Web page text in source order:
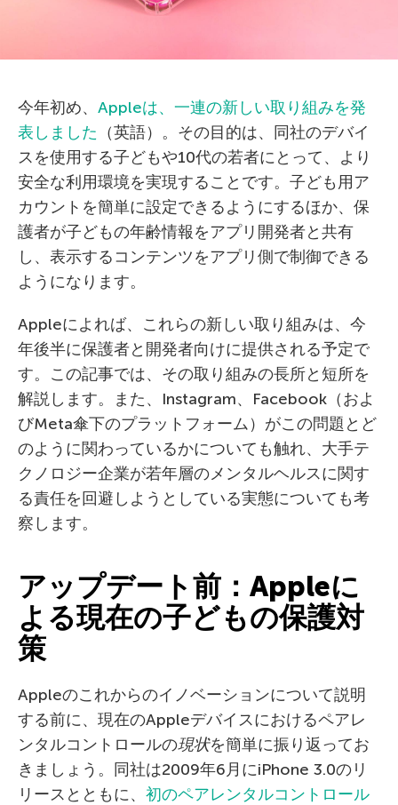
今年初め、 Appleは、一連の新しい取り組みを発
表しました （英語）。その目的は、同社のデバイ
スを使用する子どもや10代の若者にとって、より
安全な利用環境を実現することです。子ども用ア
カウントを簡単に設定できるようにするほか、保
護者が子どもの年齢情報をアプリ開発者と共有
し、表示するコンテンツをアプリ側で制御できる
ようになります。
Appleによれば、これらの新しい取り組みは、今
年後半に保護者と開発者向けに提供される予定で
す。この記事では、その取り組みの長所と短所を
解説します。また、Instagram、Facebook（およ
びMeta傘下のプラットフォーム）がこの問題とど
のように関わっているかについても触れ、大手テ
クノロジー企業が若年層のメンタルヘルスに関す
る責任を回避しようとしている実態についても考
察します。
アップデート前：Appleに
よる現在の子どもの保護対
策
Appleのこれからのイノベーションについて説明
する前に、現在のAppleデバイスにおけるペアレ
ンタルコントロールの現状を簡単に振り返ってお
きましょう。同社は2009年6月にiPhone 3.0のリ
リースとともに、 初のペアレンタルコントロール